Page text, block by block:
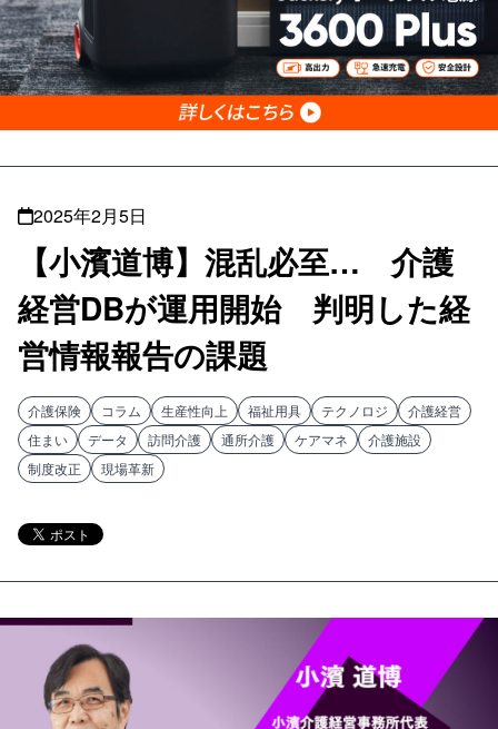
2025年2月5日
【小濱道博】混乱必至… 介護
経営DBが運用開始 判明した経
営情報報告の課題
介護保険 コラム 生産性向上 福祉用具 テクノロジ
介護経営
住まい
データ 訪問介護 通所介護 ケアマネ
介護施設
制度改正
現場革新